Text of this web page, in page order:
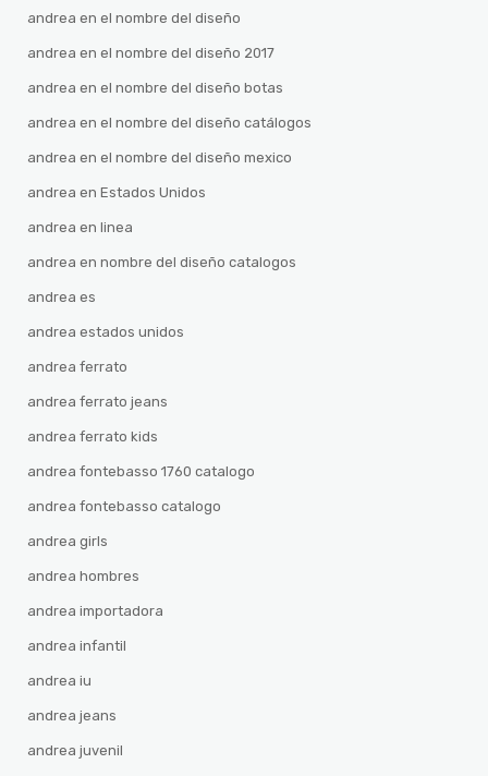
andrea en el nombre del diseño
andrea en el nombre del diseño 2017
andrea en el nombre del diseño botas
andrea en el nombre del diseño catálogos
andrea en el nombre del diseño mexico
andrea en Estados Unidos
andrea en linea
andrea en nombre del diseño catalogos
andrea es
andrea estados unidos
andrea ferrato
andrea ferrato jeans
andrea ferrato kids
andrea fontebasso 1760 catalogo
andrea fontebasso catalogo
andrea girls
andrea hombres
andrea importadora
andrea infantil
andrea iu
andrea jeans
andrea juvenil